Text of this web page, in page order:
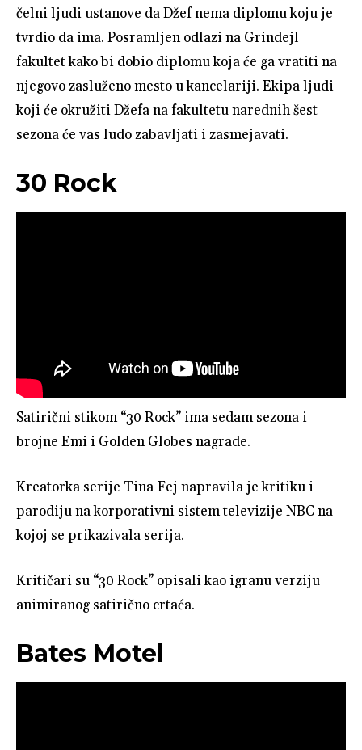
čelni ljudi ustanove da Džef nema diplomu koju je
tvrdio da ima. Posramljen odlazi na Grindejl
fakultet kako bi dobio diplomu koja će ga vratiti na
njegovo zasluženo mesto u kancelariji. Ekipa ljudi
koji će okružiti Džefa na fakultetu narednih šest
sezona će vas ludo zabavljati i zasmejavati.
30 Rock
Satirični stikom “30 Rock” ima sedam sezona i
brojne Emi i Golden Globes nagrade.
Kreatorka serije Tina Fej napravila je kritiku i
parodiju na korporativni sistem televizije NBC na
kojoj se prikazivala serija.
Kritičari su “30 Rock” opisali kao igranu verziju
animiranog satirično crtaća.
Bates Motel